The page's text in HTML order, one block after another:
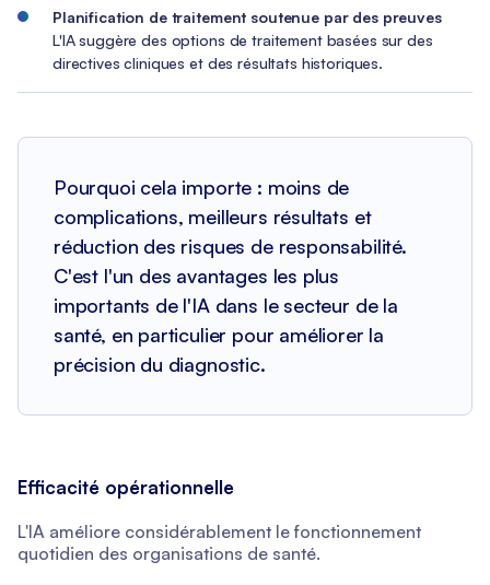
Planification de traitement soutenue par des preuves
L'IA suggère des options de traitement basées sur des
directives cliniques et des résultats historiques.
Pourquoi cela importe : moins de
complications, meilleurs résultats et
réduction des risques de responsabilité.
C'est l'un des avantages les plus
importants de l'IA dans le secteur de la
santé, en particulier pour améliorer la
précision du diagnostic.
Efficacité opérationnelle
L'IA améliore considérablement le fonctionnement
quotidien des organisations de santé.